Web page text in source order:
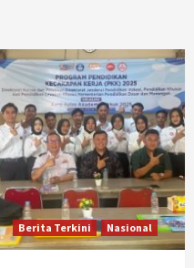
Berita Terkini Nasional